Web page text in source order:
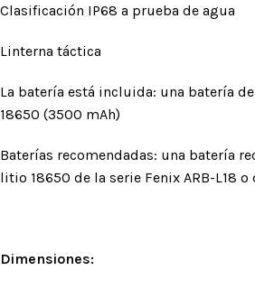
Clasificación IP68 a prueba de agua
Linterna táctica
La batería está incluida: una batería
18650 (3500 mAh)
Baterías recomendadas: una batería
litio 18650 de la serie Fenix ARB-L18 o
Dimensiones: